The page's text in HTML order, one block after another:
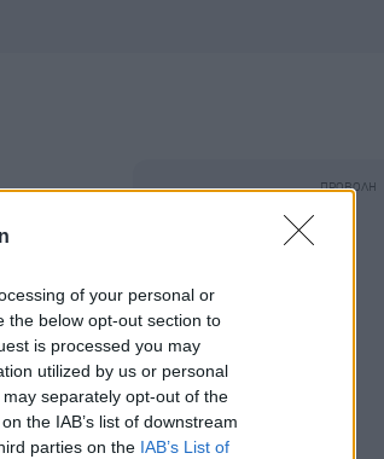
of your personal or
the below opt-out section to
is processed you may
utilized by us or personal
separately opt-out of the
the IAB’s list of downstream
parties on the IAB’s List of